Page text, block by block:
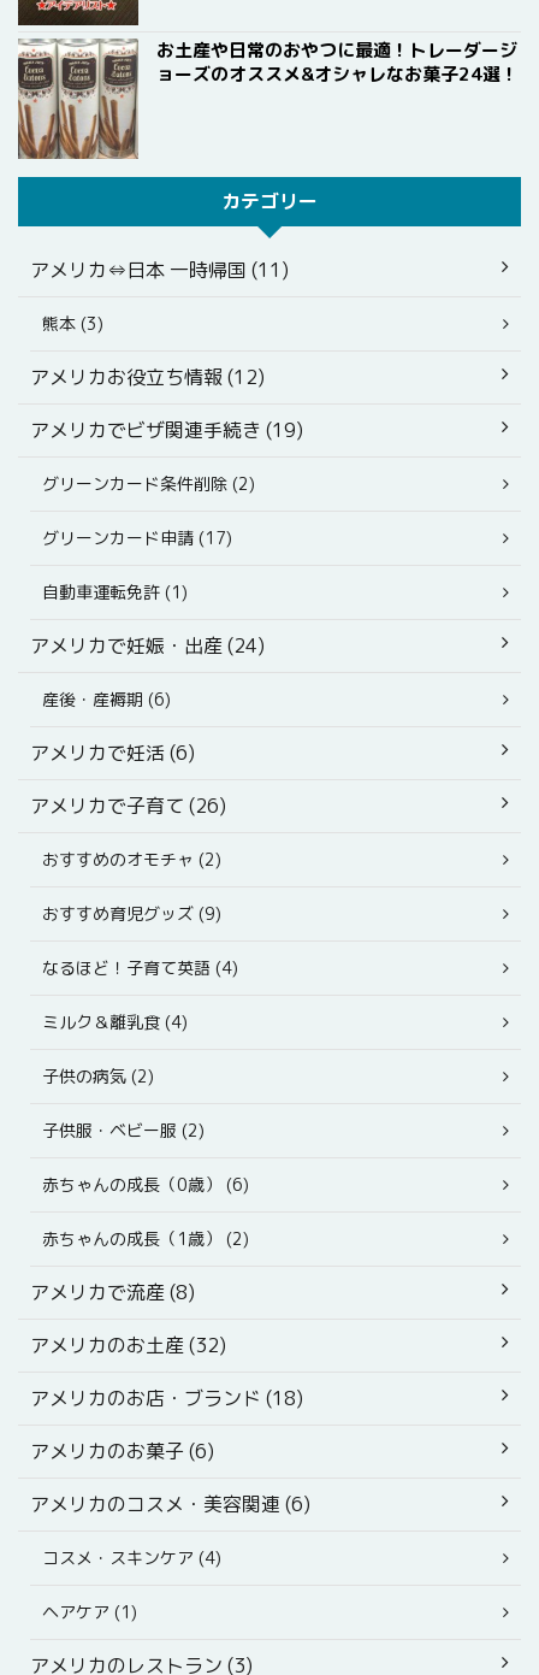
お土産や日常のおやつに最適！トレーダージ
ョーズのオススメ&オシャレなお菓子24選！
カテゴリー
アメリカ⇔日本 一時帰国 (11)
熊本 (3)
アメリカお役立ち情報 (12)
アメリカでビザ関連手続き (19)
グリーンカード条件削除 (2)
グリーンカード申請 (17)
自動車運転免許 (1)
アメリカで妊娠・出産 (24)
産後・産褥期 (6)
アメリカで妊活 (6)
アメリカで子育て (26)
おすすめのオモチャ (2)
おすすめ育児グッズ (9)
なるほど！子育て英語 (4)
ミルク＆離乳食 (4)
子供の病気 (2)
子供服・ベビー服 (2)
赤ちゃんの成長（0歳） (6)
赤ちゃんの成長（1歳） (2)
アメリカで流産 (8)
アメリカのお土産 (32)
アメリカのお店・ブランド (18)
アメリカのお菓子 (6)
アメリカのコスメ・美容関連 (6)
コスメ・スキンケア (4)
ヘアケア (1)
アメリカのレストラン (3)